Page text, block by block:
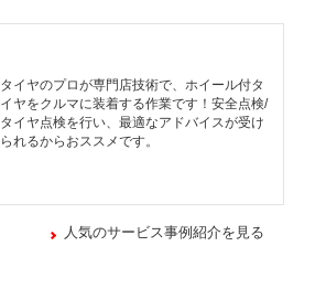
タイヤのプロが専門店技術で、ホイール付タ
イヤをクルマに装着する作業です！安全点検/
タイヤ点検を行い、最適なアドバイスが受け
られるからおススメです。
人気のサービス事例紹介を見る